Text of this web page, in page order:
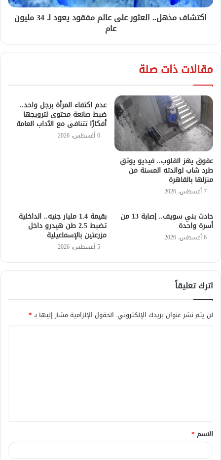
اكتشاف مذهل.. العثور على عالم مفقود يعود لـ 34 مليون
عام
مقالات ذات صلة
عقوق يهز القلوب.. فيديو يوثق
طرد شاب لوالدته المسنة من
منزلها بالقاهرة
7 أغسطس، 2026
عدم اكتفاء المرأة برجل واحد..
ضبط صانعة محتوى لترويجها
أفكارًا تتنافى مع الآداب العامة
6 أغسطس، 2026
حادث بني سويف.. إصابة 13 من
أسرة واحدة
6 أغسطس، 2026
بقيمة 1.4 مليار جنيه.. الداخلية
تضبط 2.5 طن هيدرو داخل
مزرعتين بالإسماعيلية
5 أغسطس، 2026
اترك تعليقاً
لن يتم نشر عنوان بريدك الإلكتروني. الحقول الإلزامية مشار إليها بـ*
ق
*
الاسم *